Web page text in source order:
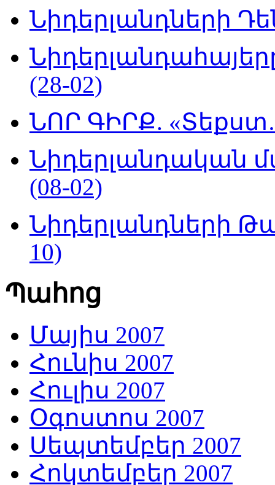
Նիդերլանդների
(28-02)
ՆՈՐ ԳԻՐՔ.
Նիդերլանդական
(08-02)
Նիդերլանդների
10)
Պահոց
Մայիս 2007
Հունիս 2007
Հուլիս 2007
Օգոստոս 2007
Սեպտեմբեր 2007
Հոկտեմբեր 2007